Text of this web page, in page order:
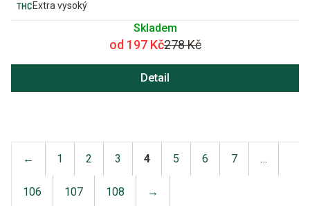
Extra vysoký
Skladem
od 197 Kč278 Kč
Detail
← 1 2 3 4 5 6 7 …
106 107 108 →